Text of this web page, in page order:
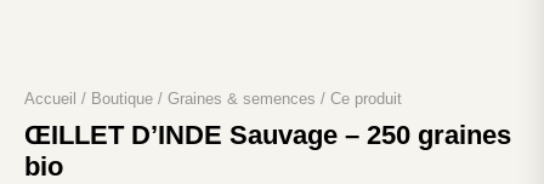
Accueil / Boutique / Graines & semences / Ce produit
ŒILLET D’INDE Sauvage – 250 graines
bio